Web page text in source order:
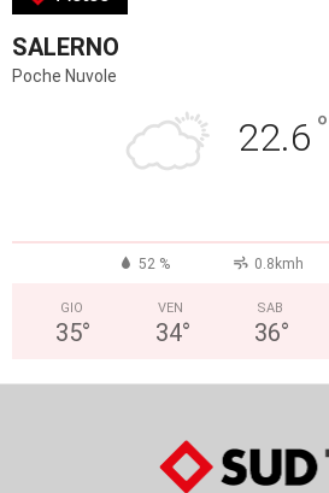
SALERNO
Poche Nuvole
22.6 °
52 % 0.8kmh
GIO
35°
VEN
34°
SAB
36°